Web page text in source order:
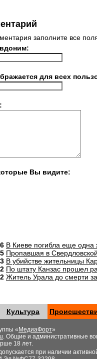
заполните все
для всех
Вы видите:
В Киеве погибла еще одна
Пропавшая в
В убийстве жительницы
По штату Канзас прошел
Житель Урала до смерти
Культура
« МедиаФорт»
. Общие и административные
18 лет.
при наличии